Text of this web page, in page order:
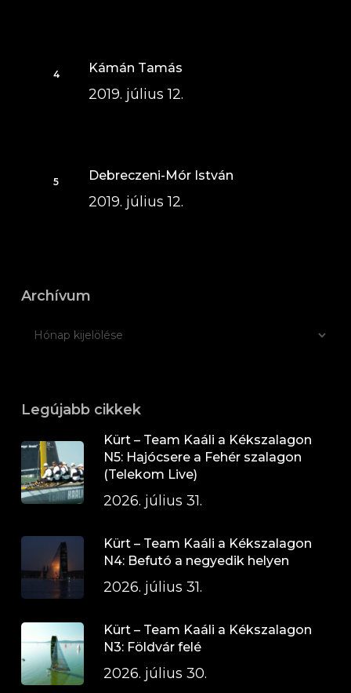
Kámán Tamás
2019. július 12.
Debreczeni-Mór István
2019. július 12.
Archívum
Legújabb cikkek
Kürt – Team Kaáli a Kékszalagon
N5: Hajócsere a Fehér szalagon
(Telekom Live)
2026. július 31.
Kürt – Team Kaáli a Kékszalagon
N4: Befutó a negyedik helyen
2026. július 31.
Kürt – Team Kaáli a Kékszalagon
N3: Földvár felé
2026. július 30.